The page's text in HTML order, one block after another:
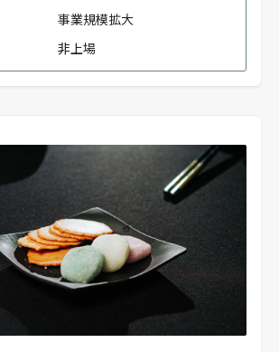
事業規模拡大
非上場